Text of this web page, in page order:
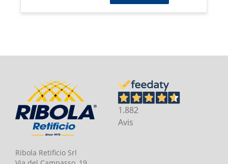
Ribola Retificio Srl
1.882
Avis